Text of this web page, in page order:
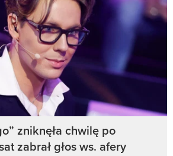
zniknęła chwilę po
zabrał głos ws. afery